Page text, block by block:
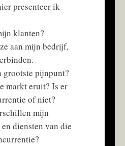
presenteer ik
klanten?
aan mijn bedrijf,
grootste pijnpunt?
markt eruit? Is er
of niet?
mijn
diensten van die